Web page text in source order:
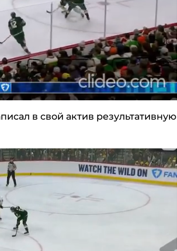
в свой актив результативную